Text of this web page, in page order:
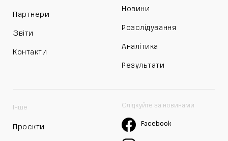
Партнери
Звіти
Контакти
Новини
Розслідування
Аналітика
Результати
Інше
Проєкти
Слідкуйте за новинами
Facebook